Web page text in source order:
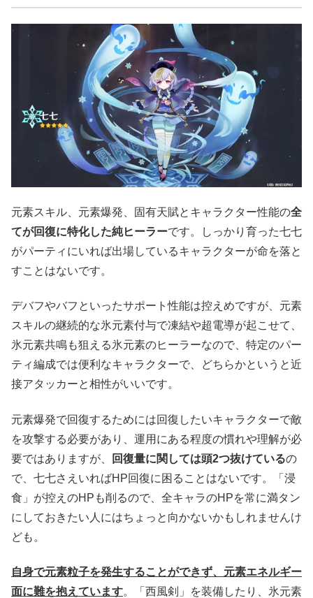
元素スキル、元素爆発、固有天賦とキャラクター性能の全
てが回復に特化した純ヒーラーです。しっかり育った七七
がパーティにいれば出場しているキャラクターが命を落と
すことはないです。
デバフやバフといったサポート性能は控えめですが、元素
スキルの継続的な氷元素付与で凍結や超電導が起こせて、
氷元素共鳴も狙える氷元素のヒーラーなので、特定のパー
ティ編成では便利なキャラクターで、どちらかというと近
接アタッカーと相性がいいです。
元素爆発で回復するためには回復したいキャラクターで敵
を攻撃する必要があり、運用にある程度の慣れや理解が必
要ではありますが、
回復量に関しては頭2つ抜けているの
で、七七さえいればHP回復に困ることはないです。「浸
食」が控えのHPも削るので、全キャラのHPを常に満タン
にしておきたい人にはちょっと向かないかもしれませんけ
ども。
自身で元素粒子を発生することができず、元素エネルギー
面に難を抱えています。「西風剣」を装備したり、氷元素